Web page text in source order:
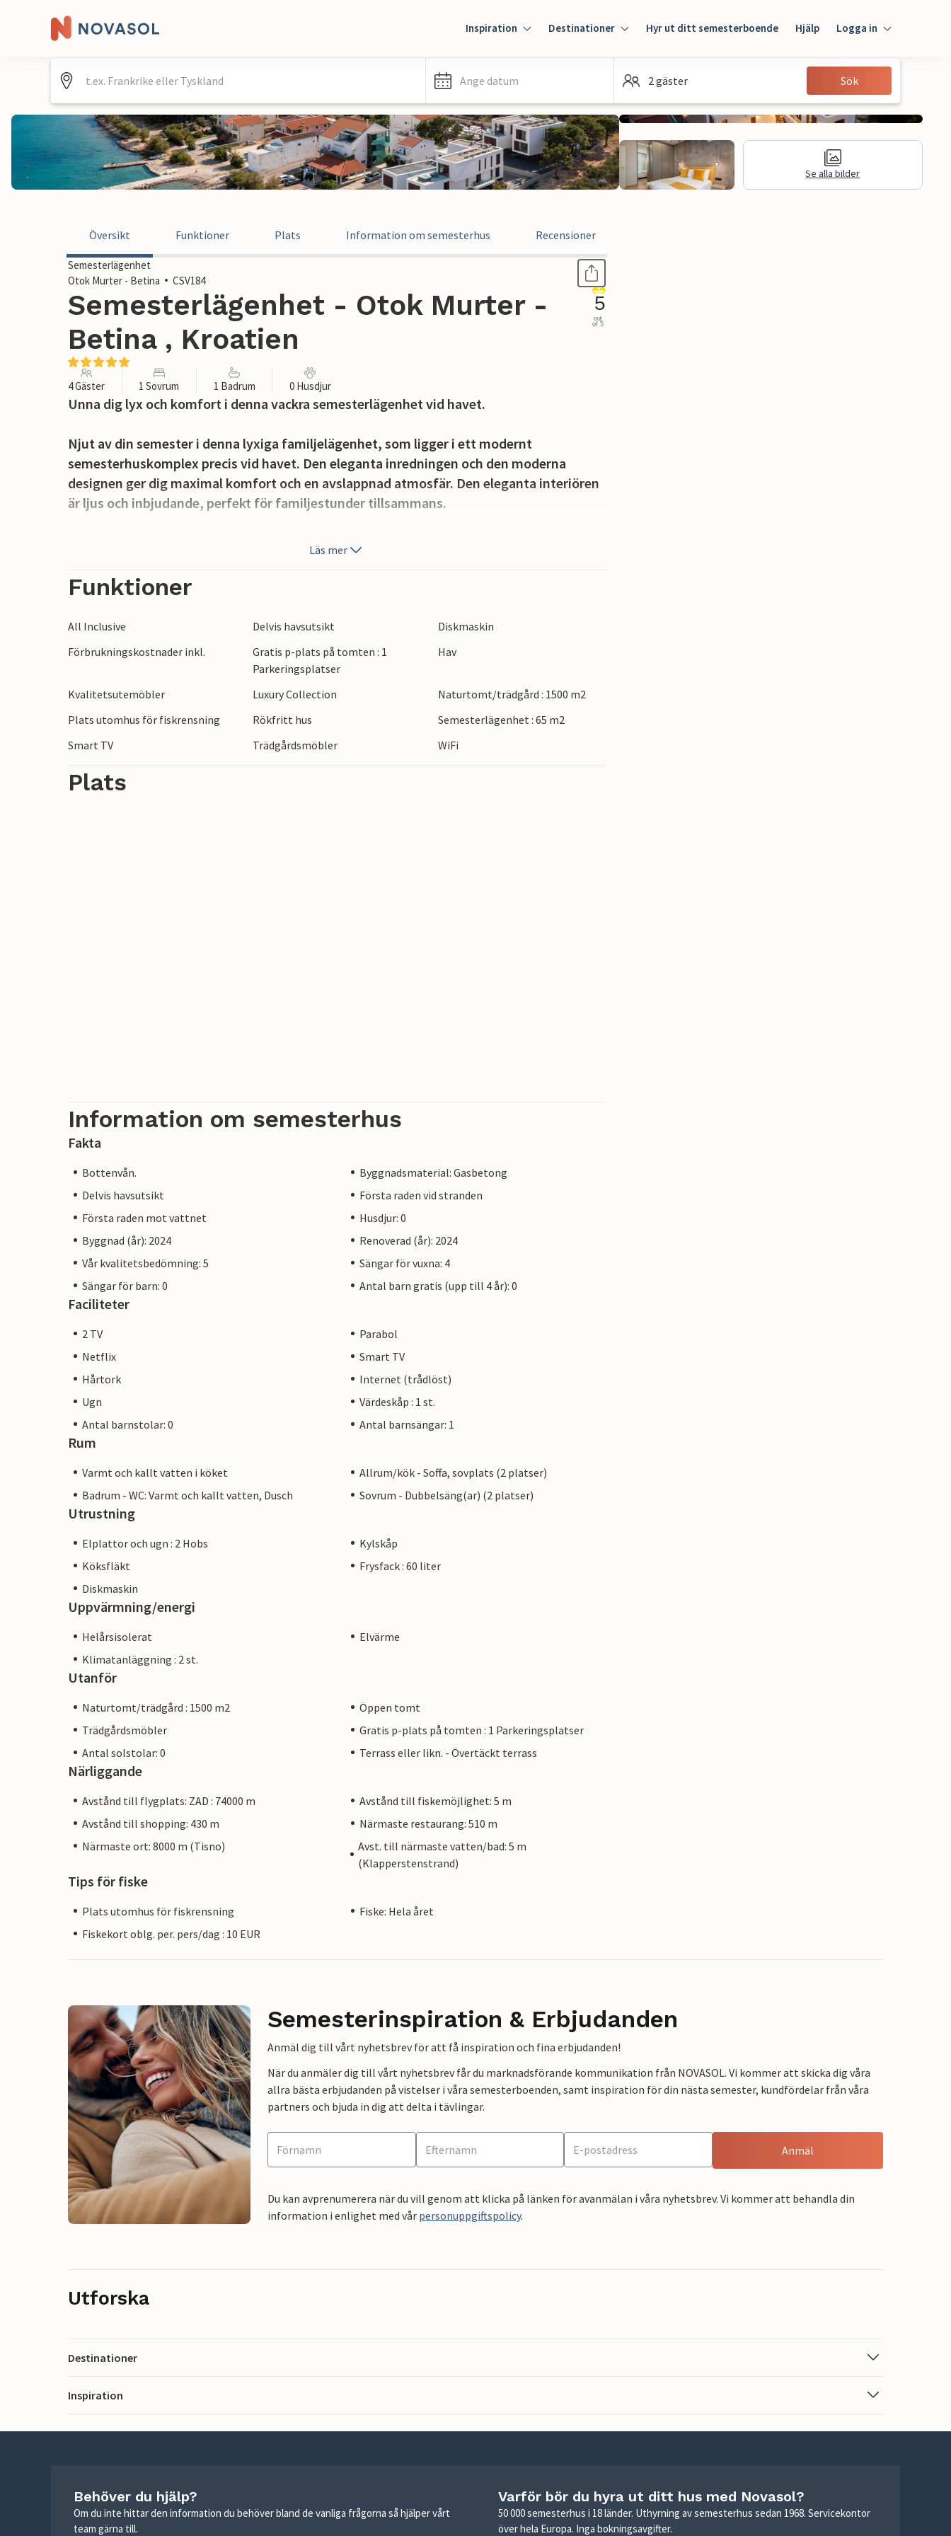
Inspiration Destinationer Hyr ut ditt semesterboende Hjälp Logga in
Gäst
Ange datum 2 gäster Sök
Se alla bilder
Översikt Funktioner Plats Information om semesterhus Recensioner
Semesterlägenhet
Otok Murter - Betina
CSV184
Semesterlägenhet - Otok Murter -
Betina , Kroatien
5
out
of 5
4 Gäster 1 Sovrum 1 Badrum 0 Husdjur
Unna dig lyx och komfort i denna vackra semesterlägenhet vid havet.
Njut av din semester i denna lyxiga familjelägenhet, som ligger i ett modernt
semesterhuskomplex precis vid havet. Den eleganta inredningen och den moderna
designen ger dig maximal komfort och en avslappnad atmosfär. Den eleganta interiören
är ljus och inbjudande, perfekt för familjestunder tillsammans.
Njut av ett glas vin på din balkong eller terrass på kvällen och börja dagen med en utsökt
strand. Ett praktiskt fileteringsområde för dina fiskefångster avrundar erbjudandet.
Betina på ön Murter är en idealisk utgångspunkt för en mängd olika aktiviteter. Utforska
Besök de närliggande marinorna och utforska det omgivande området med båt. Den
charmiga gamla staden Betina inbjuder dig att dröja dig kvar med sina traditionella
restauranger och kaféer. Öbesök och fisketurer kan också organiseras perfekt härifrån.
Läs mer
Funktioner
All Inclusive Delvis havsutsikt
Diskmaskin
Förbrukningskostnader inkl.
Gratis p-plats på tomten : 1
Parkeringsplatser
Hav
Kvalitetsutemöbler Luxury Collection
Naturtomt/trädgård : 1500 m2
Plats utomhus för fiskrensning
Rökfritt hus
Semesterlägenhet : 65 m2
Smart TV
Trädgårdsmöbler WiFi
Plats
Information om semesterhus
Fakta
Bottenvån.
Byggnadsmaterial: Gasbetong
Delvis havsutsikt
Första raden vid stranden
Första raden mot vattnet
Husdjur: 0
Byggnad (år): 2024
Renoverad (år): 2024
Vår kvalitetsbedömning: 5
Sängar för vuxna: 4
Sängar för barn: 0
Antal barn gratis (upp till 4 år): 0
Faciliteter
2 TV
Parabol
Netflix
Smart TV
Hårtork
Internet (trådlöst)
Ugn
Värdeskåp : 1 st.
Antal barnstolar: 0
Antal barnsängar: 1
Rum
Varmt och kallt vatten i köket
Allrum/kök - Soffa, sovplats (2 platser)
Badrum - WC: Varmt och kallt vatten, Dusch
Sovrum - Dubbelsäng(ar) (2 platser)
Utrustning
Elplattor och ugn : 2 Hobs
Kylskåp
Köksfläkt
Frysfack : 60 liter
Diskmaskin
Uppvärmning/energi
Helårsisolerat
Elvärme
Klimatanläggning : 2 st.
Utanför
Naturtomt/trädgård : 1500 m2
Öppen tomt
Trädgårdsmöbler
Gratis p-plats på tomten : 1 Parkeringsplatser
Antal solstolar: 0
Terrass eller likn. - Övertäckt terrass
Närliggande
Avstånd till flygplats: ZAD : 74000 m
Avstånd till fiskemöjlighet: 5 m
Avstånd till shopping: 430 m
Närmaste restaurang: 510 m
Närmaste ort: 8000 m (Tisno)
Avst. till närmaste vatten/bad: 5 m
(Klapperstenstrand)
Tips för fiske
Plats utomhus för fiskrensning
Fiske: Hela året
Fiskekort oblg. per. pers/dag : 10 EUR
Semesterinspiration & Erbjudanden
Anmäl dig till vårt nyhetsbrev för att få inspiration och fina erbjudanden!
När du anmäler dig till vårt nyhetsbrev får du marknadsförande kommunikation från NOVASOL. Vi kommer att skicka dig våra
allra bästa erbjudanden på vistelser i våra semesterboenden, samt inspiration för din nästa semester, kundfördelar från våra
partners och bjuda in dig att delta i tävlingar.
Anmäl
Du kan avprenumerera när du vill genom att klicka på länken för avanmälan i våra nyhetsbrev. Vi kommer att behandla din
information i enlighet med vår personuppgiftspolicy.
Utforska
Destinationer
Inspiration
Behöver du hjälp?
Om du inte hittar den information du behöver bland de vanliga frågorna så hjälper vårt
team gärna till.
Varför bör du hyra ut ditt hus med Novasol?
50 000 semesterhus i 18 länder. Uthyrning av semesterhus sedan 1968. Servicekontor
över hela Europa. Inga bokningsavgifter.